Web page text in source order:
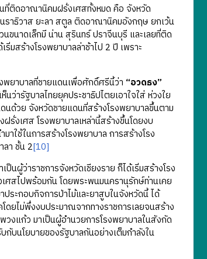
ติดอาณานิคมฝรั่งเศสทั้งหมด คือ จังหวัด
าธิวาส ยะลา สตูล ติดอาณานิคมอังกฤษ ยกเว้น
นาดเล็กมี น่าน สุรินทร์ ปราจีนบุรี และเลยที่ติด
สร้างโรงพยาบาลล่าช้าไป 2 ปี เพราะ
พยาบาลที่ชายแดนเพื่อศักดิ์ศรีนี้ว่า “อวดธง”
ว่ารัฐบาลไทยยุคประชาธิปไตยเอาใจใส่ ห่วงใย
นด้วย จังหวัดชายแดนที่สร้างโรงพยาบาลขึ้นตาม
งเศส โรงพยาบาลเหล่านี้สร้างขึ้นโดยงบ
ใช้ในการสร้างโรงพยาบาล การสร้างโรง
ลา ชั้น 2[10]
ว่าราชการจังหวัดเชียงราย ก็ได้เริ่มสร้างโรง
สไปพร้อมกัน โดยพระพนมนครานุรักษ์ท่านเคย
ระกอบกิจการป่าไม้และยาสูบในจังหวัดนี้ ได้
ดยไม่พึ่งงบประมาณจากทางราชการเลยจนสร้าง
งแก้ว มาเป็นผู้อำนวยการโรงพยาบาลในสังกัด
บนโยบายของรัฐบาลกันอย่างเต็มกำลังใน